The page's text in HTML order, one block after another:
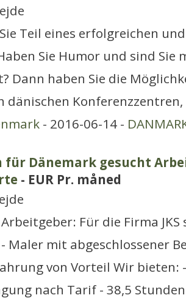
Teil eines erfolgreichen
Sie Humor und sind Sie
Dann haben Sie die
dänischen Konferenzzentren,
- 2016-06-14 -
für Dänemark gesucht
- EUR Pr. måned
Für die Firma
Maler mit abgeschlossener
von Vorteil Wir bieten:
nach Tarif - 38,5